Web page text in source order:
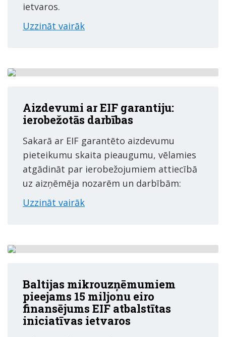
ietvaros.
Uzzināt vairāk
Aizdevumi ar EIF garantiju:
ierobežotās darbības
Sakarā ar EIF garantēto aizdevumu
pieteikumu skaita pieaugumu, vēlamies
atgādināt par ierobežojumiem attiecībā
uz aizņēmēja nozarēm un darbībām:
Uzzināt vairāk
Baltijas mikrouzņēmumiem
pieejams 15 miljonu eiro
finansējums EIF atbalstītas
iniciatīvas ietvaros